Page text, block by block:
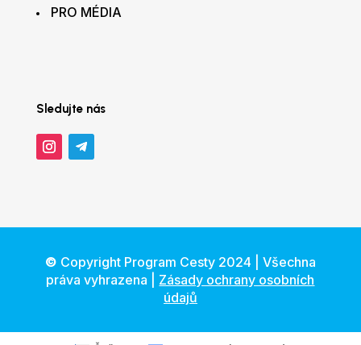
PRO MÉDIA
Sledujte nás
© Copyright Program Cesty 2024 | Všechna
práva vyhrazena | Zásady ochrany osobních
údajů